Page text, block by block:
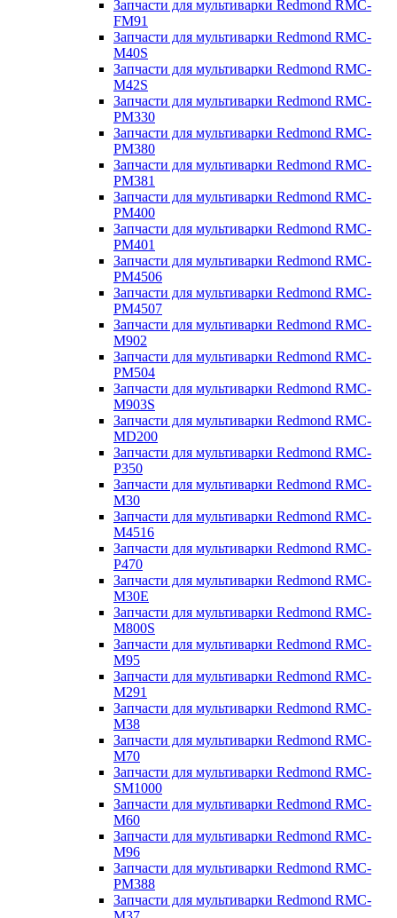
Запчасти для мультиварки Redmond RMC-
FM91
Запчасти для мультиварки Redmond RMC-
M40S
Запчасти для мультиварки Redmond RMC-
M42S
Запчасти для мультиварки Redmond RMC-
PM330
Запчасти для мультиварки Redmond RMC-
PM380
Запчасти для мультиварки Redmond RMC-
PM381
Запчасти для мультиварки Redmond RMC-
PM400
Запчасти для мультиварки Redmond RMC-
PM401
Запчасти для мультиварки Redmond RMC-
PM4506
Запчасти для мультиварки Redmond RMC-
PM4507
Запчасти для мультиварки Redmond RMC-
M902
Запчасти для мультиварки Redmond RMC-
PM504
Запчасти для мультиварки Redmond RMC-
M903S
Запчасти для мультиварки Redmond RMC-
MD200
Запчасти для мультиварки Redmond RMC-
P350
Запчасти для мультиварки Redmond RMC-
M30
Запчасти для мультиварки Redmond RMC-
M4516
Запчасти для мультиварки Redmond RMC-
P470
Запчасти для мультиварки Redmond RMC-
M30E
Запчасти для мультиварки Redmond RMC-
M800S
Запчасти для мультиварки Redmond RMC-
M95
Запчасти для мультиварки Redmond RMC-
M291
Запчасти для мультиварки Redmond RMC-
M38
Запчасти для мультиварки Redmond RMC-
M70
Запчасти для мультиварки Redmond RMC-
SM1000
Запчасти для мультиварки Redmond RMC-
M60
Запчасти для мультиварки Redmond RMC-
M96
Запчасти для мультиварки Redmond RMC-
PM388
Запчасти для мультиварки Redmond RMC-